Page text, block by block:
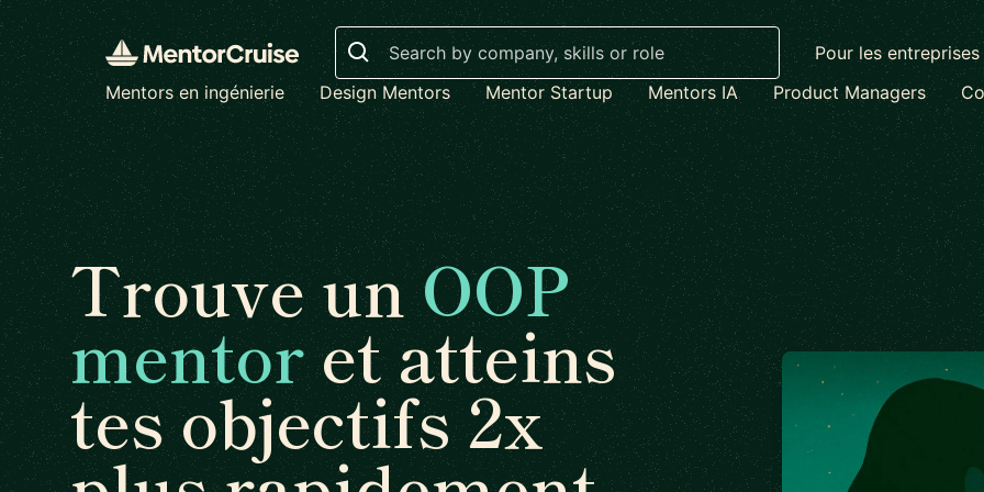
Search
Pour les entreprises
Mentors en ingénierie
Design Mentors Mentor Startup Mentors IA Product Managers
Trouve unOOP
mentoret atteins
tes objectifs 2x